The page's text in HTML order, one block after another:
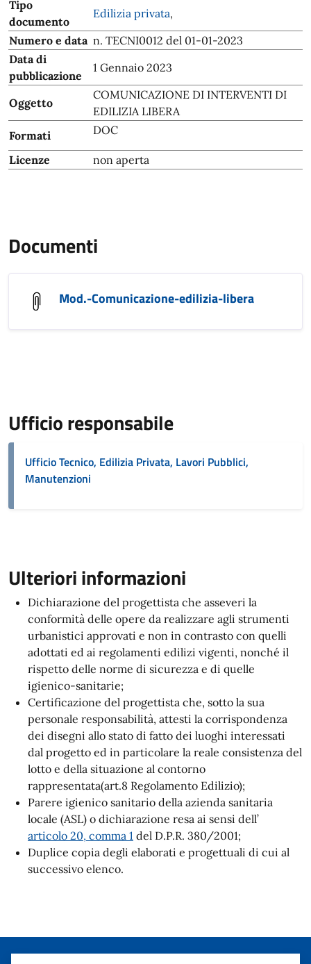
Tipo
documento
Edilizia privata,
Numero e data n. TECNI0012 del 01-01-2023
Data di
pubblicazione
1 Gennaio 2023
Oggetto
COMUNICAZIONE DI INTERVENTI DI
EDILIZIA LIBERA
Formati
DOC
Licenze non aperta
Documenti
Mod.-Comunicazione-edilizia-libera
Ufficio responsabile
Ufficio Tecnico, Edilizia Privata, Lavori Pubblici,
Manutenzioni
Ulteriori informazioni
Dichiarazione del progettista che asseveri la
conformità delle opere da realizzare agli strumenti
urbanistici approvati e non in contrasto con quelli
adottati ed ai regolamenti edilizi vigenti, nonché il
rispetto delle norme di sicurezza e di quelle
igienico-sanitarie;
Certificazione del progettista che, sotto la sua
personale responsabilità, attesti la corrispondenza
dei disegni allo stato di fatto dei luoghi interessati
dal progetto ed in particolare la reale consistenza del
lotto e della situazione al contorno
rappresentata(art.8 Regolamento Edilizio);
Parere igienico sanitario della azienda sanitaria
locale (ASL) o dichiarazione resa ai sensi dell’
articolo 20, comma 1 del D.P.R. 380/2001;
Duplice copia degli elaborati e progettuali di cui al
successivo elenco.